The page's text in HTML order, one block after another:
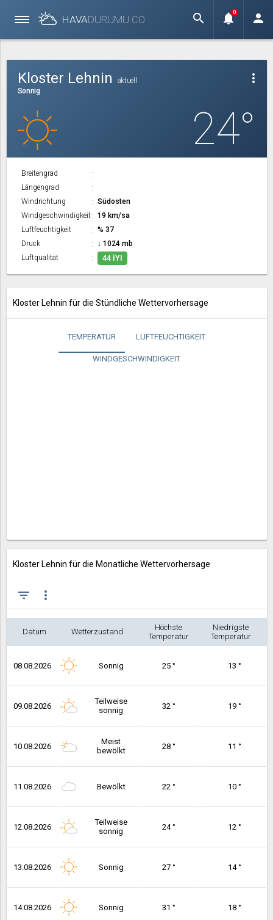
HAVADURUMU.CO search notifications
0 person
more_vert
Kloster Lehnin
aktuell
Sonnig
24°
Breitengrad
Längengrad
Windrichtung
Südosten
Windgeschwindigkeit
19 km/sa
Luftfeuchtigkeit
% 37
Druck
↓ 1024 mb
Luftqualität
44 İYI
Kloster Lehnin für die Stündliche Wettervorhersage
TEMPERATUR LUFTFEUCHTIGKEIT
WINDGESCHWINDIGKEIT
Kloster Lehnin für die Monatliche Wettervorhersage
filter_list more_vert
Datum Wetterzustand
Höchste
Temperatur
Niedrigste
Temperatur
08.08.2026 Sonnig 25 ° 13 °
09.08.2026
Teilweise
sonnig
32 ° 19 °
10.08.2026
Meist
bewölkt
28 ° 11 °
11.08.2026 Bewölkt 22 ° 10 °
12.08.2026
Teilweise
sonnig
24 ° 12 °
13.08.2026 Sonnig 27 ° 14 °
14.08.2026 Sonnig 31 ° 18 °